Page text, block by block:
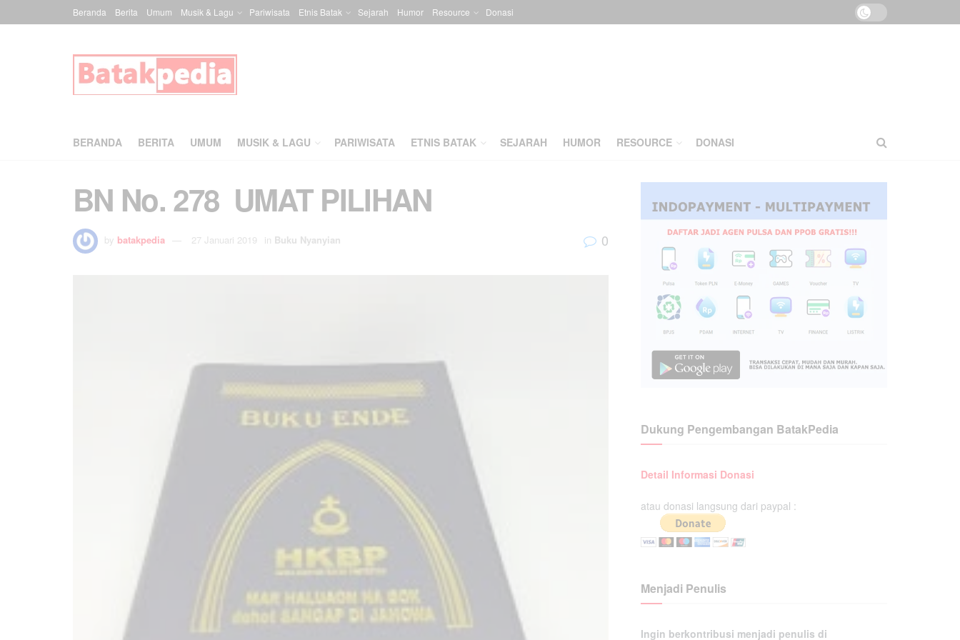
Beranda Berita Umum Musik & Lagu Pariwisata Etnis Batak Sejarah Humor Resource Donasi
BERANDA BERITA UMUM MUSIK & LAGU PARIWISATA ETNIS BATAK SEJARAH HUMOR RESOURCE DONASI
BN No. 278 UMAT PILIHAN
by batakpedia 27 Januari 2019 in Buku Nyanyian 0
Dukung Pengembangan BatakPedia
Detail Informasi Donasi
atau donasi langsung dari paypal :
Menjadi Penulis
Ingin berkontribusi menjadi penulis di